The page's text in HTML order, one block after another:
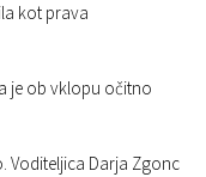
kot prava
je ob vklopu očitno
Voditeljica Darja Zgonc